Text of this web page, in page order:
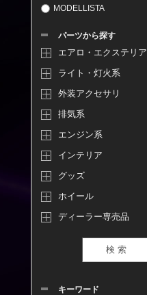
MODELLISTA
パーツから探す
エアロ・エクステリア
ライト・灯火系
外装アクセサリ
排気系
エンジン系
インテリア
グッズ
ホイール
ディーラー専売品
キーワード